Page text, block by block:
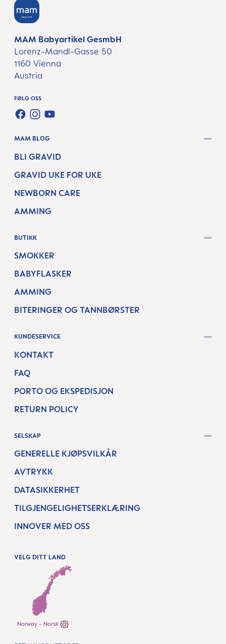
MAM Babyartikel GesmbH
Lorenz-Mandl-Gasse 50
1160 Vienna
Austria
FØLG OSS
FACEBOOK
INSTAGRAM
YOUTUBE
MAM BLOG
BLI GRAVID
GRAVID UKE FOR UKE
NEWBORN CARE
AMMING
BUTIKK
SMOKKER
BABYFLASKER
AMMING
BITERINGER OG TANNBØRSTER
KUNDESERVICE
KONTAKT
FAQ
PORTO OG EKSPEDISJON
RETURN POLICY
SELSKAP
GENERELLE KJØPSVILKÅR
AVTRYKK
DATASIKKERHET
TILGJENGELIGHETSERKLÆRING
INNOVER MED OSS
VELG DITT LAND
Norway - Norsk